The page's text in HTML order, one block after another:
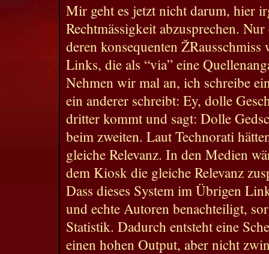
Mir geht es jetzt nicht darum, hier
Rechtmässigkeit abzusprechen.
deren konsequenten
Links, die als “via” eine
Nehmen wir mal an, ich schreibe
ein anderer schreibt: Ey, dolle
dritter kommt und sagt: Dolle
beim zweiten. Laut Technorati
gleiche Relevanz. In den Medien
dem Kiosk die gleiche Relevanz
Dass dieses System im Übrigen
und echte Autoren benachteiligt,
Statistik. Dadurch entsteht eine
einen hohen Output, aber nicht